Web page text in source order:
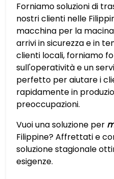
Forniamo soluzioni di
nostri clienti nelle
macchina per la
arrivi in sicurezza e in
clienti locali, forniamo
sull'operatività e un
perfetto per aiutare i
rapidamente in
preoccupazioni.
Vuoi una soluzione per
Filippine? Affrettati e
soluzione stagionale
esigenze.